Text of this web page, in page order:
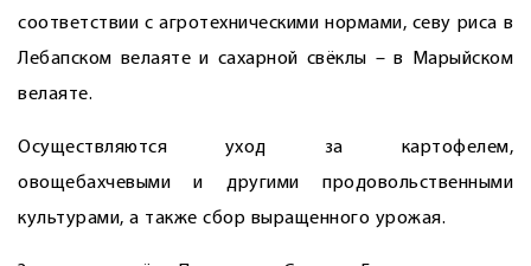
соответствии с агротехническими нормами, севу риса в
Лебапском велаяте и сахарной свёклы – в Марыйском
велаяте.
Осуществляются уход за картофелем,
овощебахчевыми и другими продовольственными
культурами, а также сбор выращенного урожая.